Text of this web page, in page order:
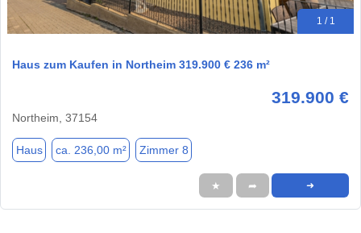
1 / 1
Haus zum Kaufen in Northeim 319.900 € 236 m²
319.900 €
Northeim, 37154
Haus ca. 236,00 m² Zimmer 8
★ ➦ ➜